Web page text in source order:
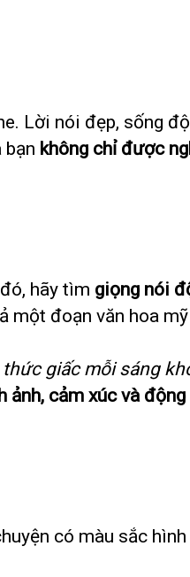
Lời nói đẹp, sống
bạn không chỉ được
hãy tìm giọng nói
một đoạn văn hoa
thức giấc mỗi sáng
ảnh, cảm xúc và
có màu sắc